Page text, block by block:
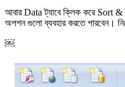
আবার Data ট্যাবে ক্লিক করে Sort &
অপশন গুলো ব্যবহার করতে পারবেন।
￼